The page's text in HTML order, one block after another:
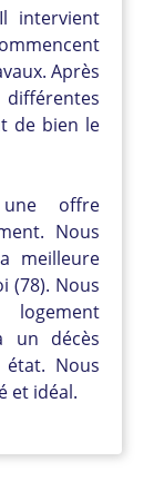
intervient
Après
de bien le
une offre
Nous
meilleure
(78). Nous
un décès
Nous
et idéal.